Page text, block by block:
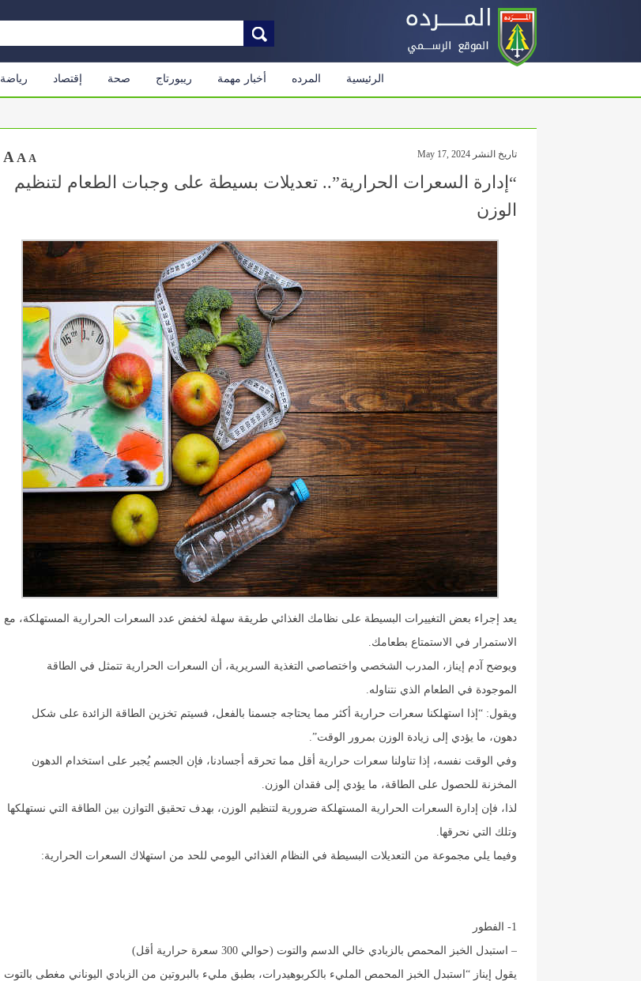
الرئيسية المرده أخبار مهمة ريبورتاج صحة إقتصاد رياضة
تاريخ النشر May 17, 2024 A A A
“إدارة السعرات الحرارية”.. تعديلات بسيطة على وجبات الطعام لتنظيم
الوزن
يعد إجراء بعض التغييرات البسيطة على نظامك الغذائي طريقة سهلة لخفض عدد السعرات الحرارية المستهلكة، مع
الاستمرار في الاستمتاع بطعامك.
ويوضح آدم إيناز، المدرب الشخصي واختصاصي التغذية السريرية، أن السعرات الحرارية تتمثل في الطاقة
الموجودة في الطعام الذي نتناوله.
ويقول: “إذا استهلكنا سعرات حرارية أكثر مما يحتاجه جسمنا بالفعل، فسيتم تخزين الطاقة الزائدة على شكل
دهون، ما يؤدي إلى زيادة الوزن بمرور الوقت”.
وفي الوقت نفسه، إذا تناولنا سعرات حرارية أقل مما تحرقه أجسادنا، فإن الجسم يُجبر على استخدام الدهون
المخزنة للحصول على الطاقة، ما يؤدي إلى فقدان الوزن.
لذا، فإن إدارة السعرات الحرارية المستهلكة ضرورية لتنظيم الوزن، بهدف تحقيق التوازن بين الطاقة التي نستهلكها
وتلك التي نحرقها.
وفيما يلي مجموعة من التعديلات البسيطة في النظام الغذائي اليومي للحد من استهلاك السعرات الحرارية:
1- الفطور
– استبدل الخبز المحمص بالزبادي خالي الدسم والتوت (حوالي 300 سعرة حرارية أقل)
يقول إيناز “استبدل الخبز المحمص المليء بالكربوهيدرات، بطبق مليء بالبروتين من الزبادي اليوناني مغطى بالتوت